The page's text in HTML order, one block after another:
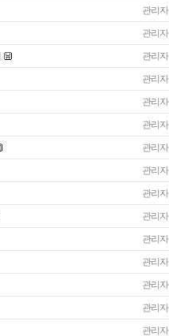
관리자
관리자
관리자
관리자
관리자
관리자
관리자
관리자
관리자
관리자
관리자
관리자
관리자
관리자
관리자